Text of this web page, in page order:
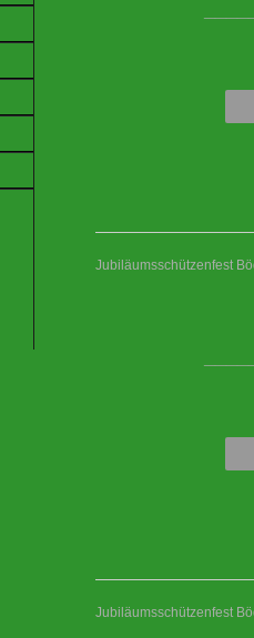
Jubiläumsschützenfest
Jubiläumsschützenfest